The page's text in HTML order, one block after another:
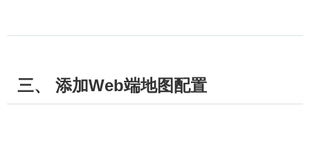
三、 添加Web端地图配置